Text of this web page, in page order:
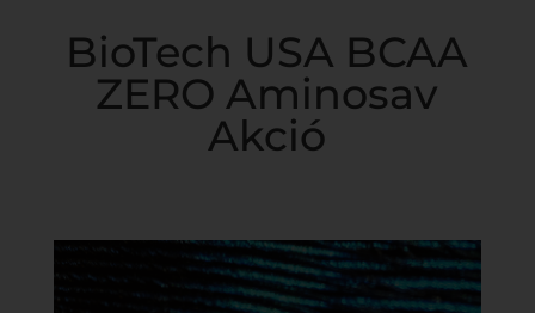
BioTech USA BCAA
ZERO Aminosav
Akció